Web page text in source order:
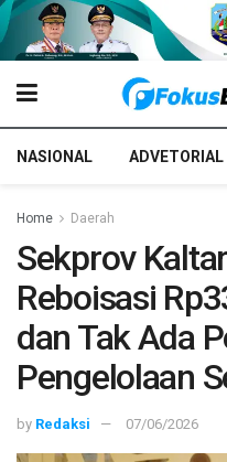
NASIONAL ADVETORIAL
Home Daerah
Sekprov
Reboisasi
dan Tak Ada
Pengelolaan
by Redaksi 07/06/2026